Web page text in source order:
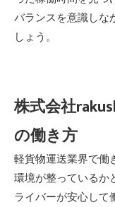
バランスを意識しな
しょう。
株式会社
の働き方
軽貨物運送業界で働
環境が整っているか
ライバーが安心して